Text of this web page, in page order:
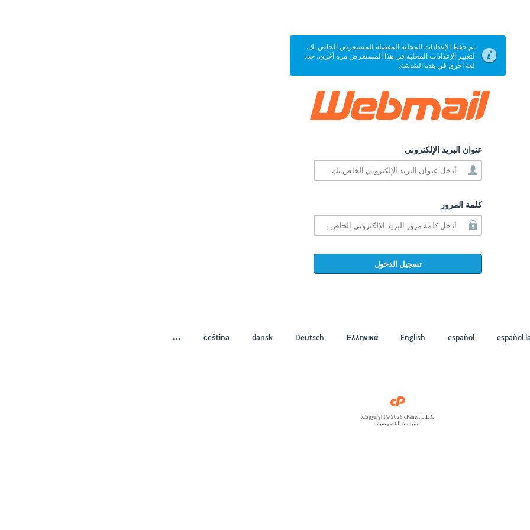
تم حفظ الإعدادات المحلية المفضلة للمستعرض الخاص بك.
لتغيير الإعدادات المحلية في هذا المستعرض مرة أخرى، حدد
لغة أخرى في هذه الشاشة.
عنوان البريد الإلكتروني
كلمة المرور
تسجيل الدخول
čeština dansk Deutsch Ελληνικά English español español
…
Copyright© 2026 cPanel, L.L.C.
سياسة الخصوصية